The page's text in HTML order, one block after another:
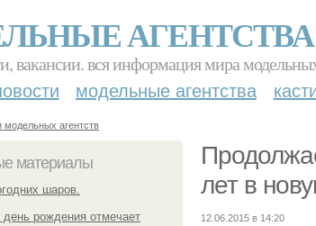
АГЕНТСТВА
вакансии. вся информация мира
модельные агентства
модельных агентств
материалы
шаров.
день рождения отмечает
лет в
12.06.2015 в 14:20